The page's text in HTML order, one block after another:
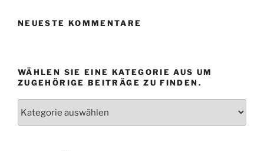
NEUESTE KOMMENTARE
WÄHLEN SIE EINE KATEGORIE AUS UM
ZUGEHÖRIGE BEITRÄGE ZU FINDEN.